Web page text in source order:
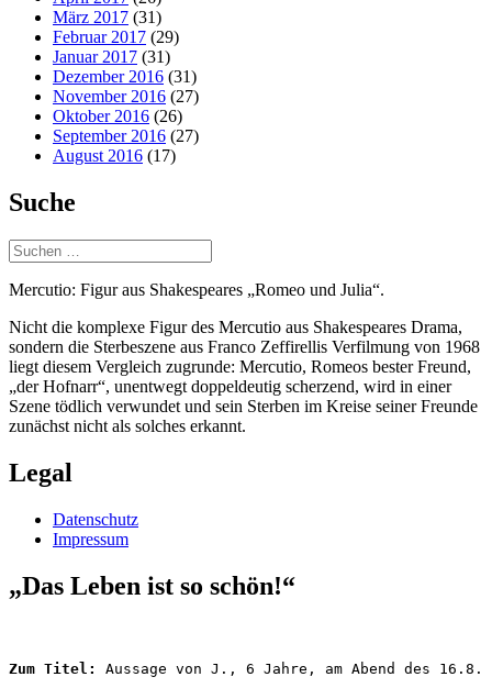
März 2017 (31)
Februar 2017 (29)
Januar 2017 (31)
Dezember 2016 (31)
November 2016 (27)
Oktober 2016 (26)
September 2016 (27)
August 2016 (17)
Suche
Suchen
nach:
Mercutio: Figur aus Shakespeares „Romeo und Julia“.
Nicht die komplexe Figur des Mercutio aus Shakespeares Drama,
sondern die Sterbeszene aus Franco Zeffirellis Verfilmung von 1968
liegt diesem Vergleich zugrunde: Mercutio, Romeos bester Freund,
„der Hofnarr“, unentwegt doppeldeutig scherzend, wird in einer
Szene tödlich verwundet und sein Sterben im Kreise seiner Freunde
zunächst nicht als solches erkannt.
Legal
Datenschutz
Impressum
„Das Leben ist so schön!“
Zum Titel: